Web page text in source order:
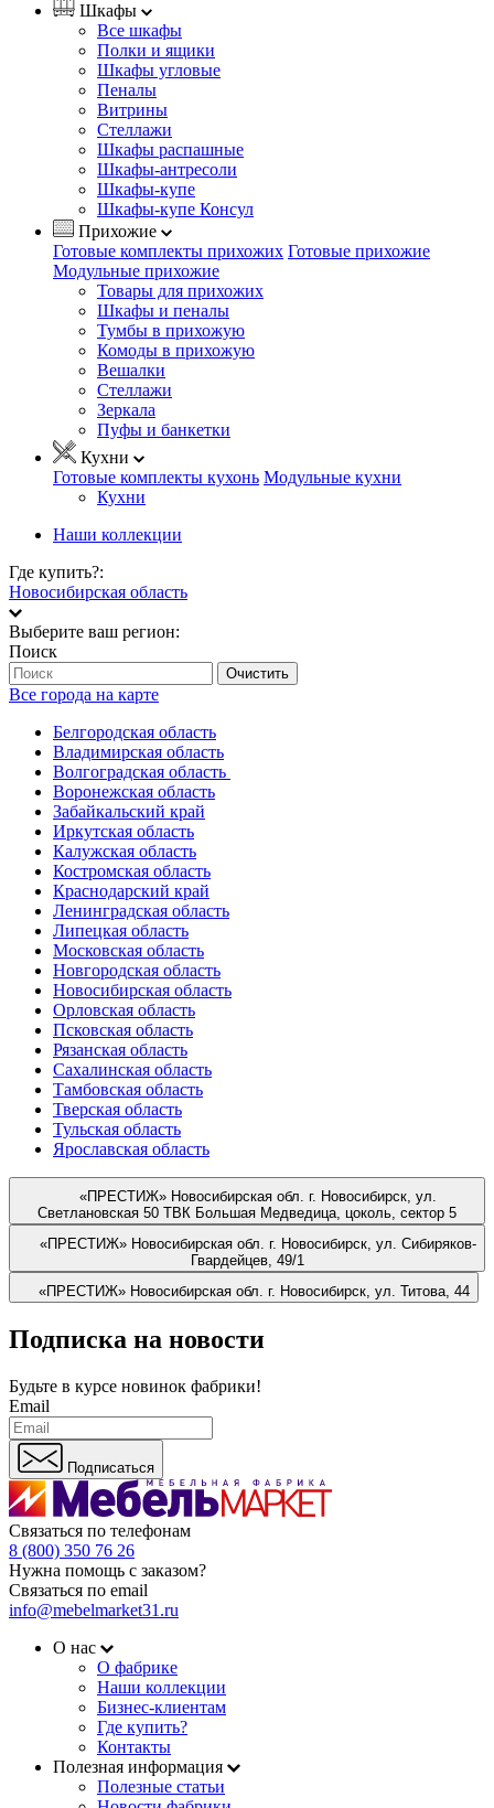
Шкафы
Все шкафы
Полки и ящики
Шкафы угловые
Пеналы
Витрины
Стеллажи
Шкафы распашные
Шкафы-антресоли
Шкафы-купе
Шкафы-купе Консул
Прихожие
Готовые комплекты прихожих Готовые прихожие
Модульные прихожие
Товары для прихожих
Шкафы и пеналы
Тумбы в прихожую
Комоды в прихожую
Вешалки
Стеллажи
Зеркала
Пуфы и банкетки
Кухни
Готовые комплекты кухонь Модульные кухни
Кухни
Наши коллекции
Где купить?:
Новосибирская область
Выберите ваш регион:
Поиск
Очистить
Все города на карте
Белгородская область
Владимирская область
Волгоградская область
Воронежская область
Забайкальский край
Иркутская область
Калужская область
Костромская область
Краснодарский край
Ленинградская область
Липецкая область
Московская область
Новгородская область
Новосибирская область
Орловская область
Псковская область
Рязанская область
Сахалинская область
Тамбовская область
Тверская область
Тульская область
Ярославская область
«ПРЕСТИЖ» Новосибирская обл. г. Новосибирск, ул.
Светлановская 50 ТВК Большая Медведица, цоколь, сектор 5
«ПРЕСТИЖ» Новосибирская обл. г. Новосибирск, ул. Сибиряков-
Гвардейцев, 49/1
«ПРЕСТИЖ» Новосибирская обл. г. Новосибирск, ул. Титова, 44
Подписка на новости
Будьте в курсе новинок фабрики!
Email
Подписаться
Связаться по телефонам
8 (800) 350 76 26
Нужна помощь с заказом?
Связаться по email
info@mebelmarket31.ru
О нас
О фабрике
Наши коллекции
Бизнес-клиентам
Где купить?
Контакты
Полезная информация
Полезные статьи